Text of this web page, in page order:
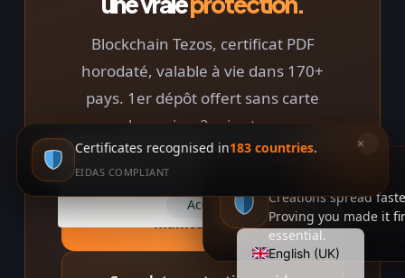
Blockchain Tezos, certificat PDF
horodaté, valable à vie dans 170+
pays. 1er dépôt offert sans carte
bancaire. 2 minutes.
Protéger mes textes
maintenant →
Certificates recognised in183 countries.
EIDAS COMPLIANT
×
Creations spread
Proving you made it
essential.
🍪 This website uses cookies to improve
your web experience.
Accept
English (UK)
Français
Español